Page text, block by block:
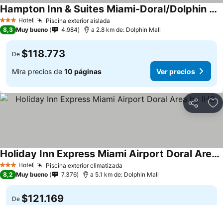
3 Estrellas
Hotel Piscina exterior aislada
Hampton Inn & Suites Miami-Doral/Dolphin Mall
Ver precios
8,3 Muy bueno 4.984 a 2.8 km de: Dolphin Mall
De $118.773
Mira precios de 10 páginas Ver precios
Compartir
3 Estrellas
Hotel Piscina exterior climatizada
Holiday Inn Express Miami Airport Doral Area by IHG
Ver precios
8,2 Muy bueno 7.376 a 5.1 km de: Dolphin Mall
De $121.169